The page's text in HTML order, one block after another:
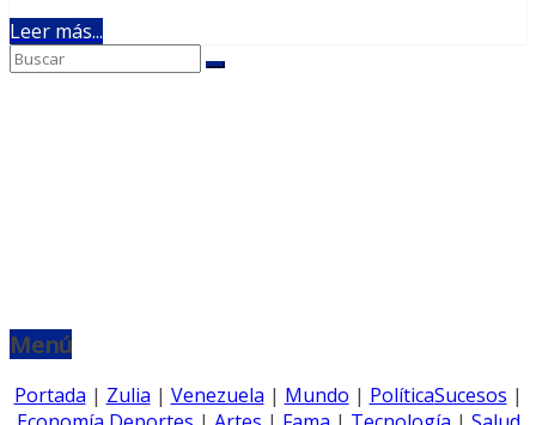
Leer más...
Menú
Portada | Zulia | Venezuela | Mundo | PolíticaSucesos |